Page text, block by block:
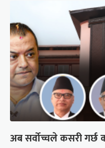
अब सर्वोच्चले कसरी गर्छ